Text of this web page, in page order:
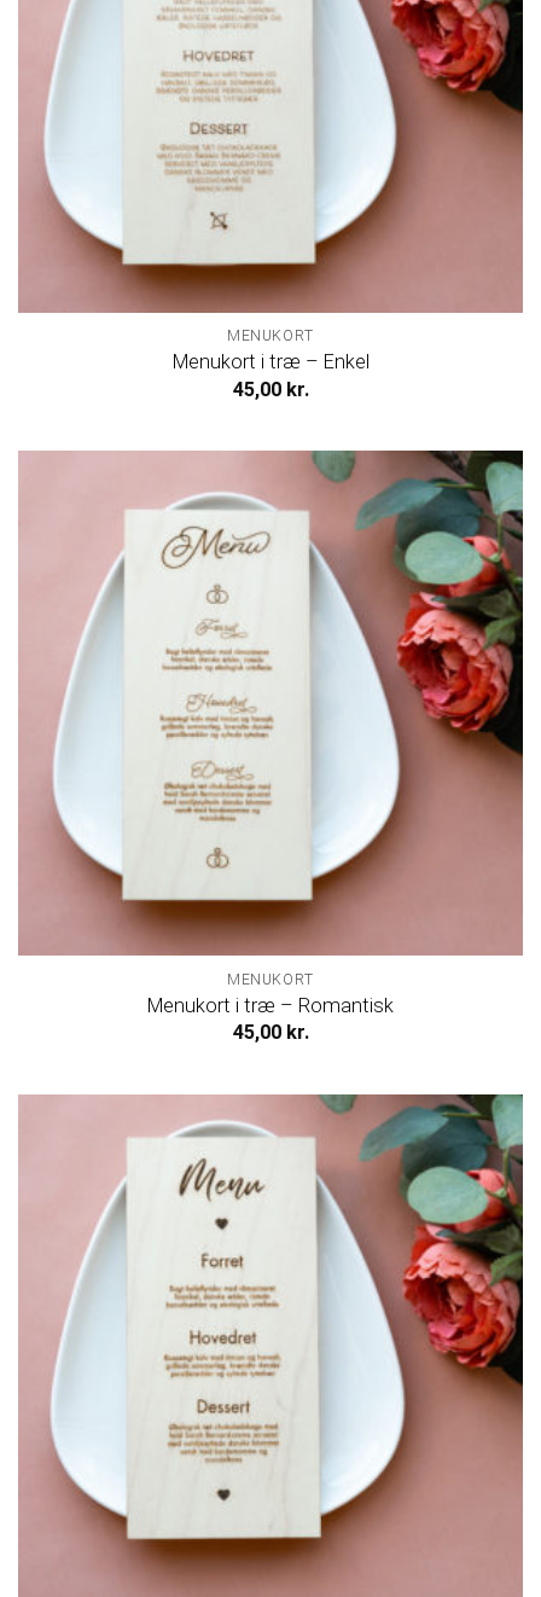
MENUKORT
Menukort i træ – Enkel
45,00 kr.
MENUKORT
Menukort i træ – Romantisk
45,00 kr.